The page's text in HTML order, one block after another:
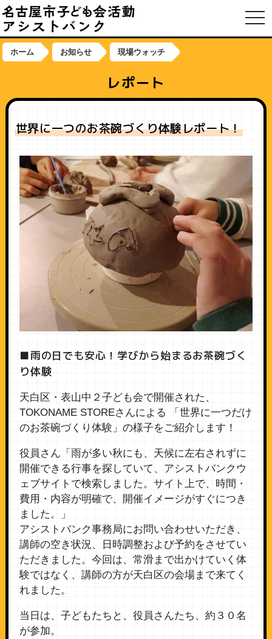
ホーム お知らせ 現場ウォッチ
レポート
世界に一つのお茶碗づくり体験レポート！
■雨の日でも安心！学びから始まるお茶碗づく
り体験
天白区・表山中２子ども会で開催された、
TOKONAME STOREさんによる 「世界に一つだけ
のお茶碗づくり体験」の様子をご紹介します！
役員さん「雨が多い秋にも、天候に左右されずに
開催できる行事を探していて、アシストバンクウ
ェブサイトで検索しました。サイト上で、時間・
費用・内容が明確で、開催イメージがすぐにつき
ました。」
アシストバンク事務局にお問い合わせいただき、
講師の空き状況、日時調整および予約をさせてい
ただきました。今回は、常滑まで出かけていく体
験ではなく、講師の方が天白区の会場まで来てく
れました。
当日は、子どもたちと、役員さんたち、約３０名
が参加。